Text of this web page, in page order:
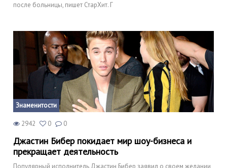
после больницы, пишет СтарХит. Г
Знаменитости
2942 0 0
Джастин Бибер покидает мир шоу-бизнеса и
прекращает деятельность